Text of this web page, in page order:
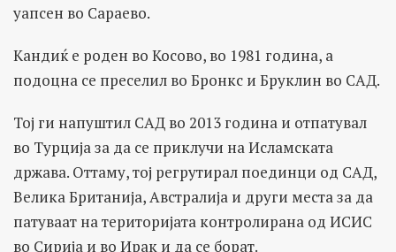
уапсен во Сараево.
Кандиќ е роден во Косово, во 1981 година, а
подоцна се преселил во Бронкс и Бруклин во САД.
Тој ги напуштил САД во 2013 година и отпатувал
во Турција за да се приклучи на Исламската
држава. Оттаму, тој регрутирал поединци од САД,
Велика Британија, Австралија и други места за да
патуваат на територијата контролирана од ИСИС
во Сирија и во Ирак и да се борат.